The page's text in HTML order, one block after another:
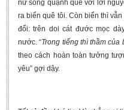
ACADEMIC
Undergraduate: Regular Degree
Undergraduate: Honor Degree
nữ sống quạnh quẽ với lời
ra biển quê tôi. Còn biển thì
đổi: trên doi cát đước mọc
nước. “Trong tiếng thì thầm của
theo cách hoàn toàn tưởng
yêu” gợi dậy.